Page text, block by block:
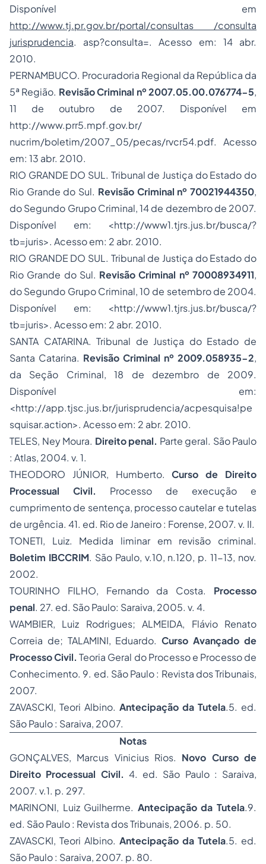
Disponível em
http://www.tj.pr.gov.br/portal/consultas /consulta
jurisprudencia. asp?consulta=. Acesso em: 14 abr.
2010.
PERNAMBUCO. Procuradoria Regional da República da
5ª Região. Revisão Criminal nº 2007.05.00.076774-5,
11 de outubro de 2007. Disponível em
http://www.prr5.mpf.gov.br/
nucrim/boletim/2007_05/pecas/rvcr54.pdf. Acesso
em: 13 abr. 2010.
RIO GRANDE DO SUL. Tribunal de Justiça do Estado do
Rio Grande do Sul. Revisão Criminal nº 70021944350,
do Segundo Grupo Criminal, 14 de dezembro de 2007.
Disponível em: <http://www1.tjrs.jus.br/busca/?
tb=juris>. Acesso em: 2 abr. 2010.
RIO GRANDE DO SUL. Tribunal de Justiça do Estado do
Rio Grande do Sul. Revisão Criminal nº 70008934911,
do Segundo Grupo Criminal, 10 de setembro de 2004.
Disponível em: <http://www1.tjrs.jus.br/busca/?
tb=juris>. Acesso em: 2 abr. 2010.
SANTA CATARINA. Tribunal de Justiça do Estado de
Santa Catarina. Revisão Criminal nº 2009.058935-2,
da Seção Criminal, 18 de dezembro de 2009.
Disponível em:
<http://app.tjsc.jus.br/jurisprudencia/acpesquisa!pe
squisar.action>. Acesso em: 2 abr. 2010.
TELES, Ney Moura. Direito penal. Parte geral. São Paulo
: Atlas, 2004. v. 1.
THEODORO JÚNIOR, Humberto.Curso de Direito
Processual Civil. Processo de execução e
cumprimento de sentença, processo cautelar e tutelas
de urgência. 41. ed. Rio de Janeiro : Forense, 2007. v. II.
TONETI, Luiz. Medida liminar em revisão criminal.
Boletim IBCCRIM. São Paulo, v.10, n.120, p. 11-13, nov.
2002.
TOURINHO FILHO, Fernando da Costa. Processo
penal. 27. ed. São Paulo: Saraiva, 2005. v. 4.
WAMBIER, Luiz Rodrigues; ALMEIDA, Flávio Renato
Correia de; TALAMINI, Eduardo.Curso Avançado de
Processo Civil.Teoria Geral do Processo e Processo de
Conhecimento. 9. ed. São Paulo : Revista dos Tribunais,
2007.
ZAVASCKI, Teori Albino. Antecipação da Tutela.5. ed.
São Paulo : Saraiva, 2007.
Notas
GONÇALVES, Marcus Vinicius Rios. Novo Curso de
Direito Processual Civil. 4. ed. São Paulo : Saraiva,
2007. v.1. p. 297.
MARINONI, Luiz Guilherme. Antecipação da Tutela.9.
ed. São Paulo : Revista dos Tribunais, 2006. p. 50.
ZAVASCKI, Teori Albino. Antecipação da Tutela.5. ed.
São Paulo : Saraiva, 2007. p. 80.